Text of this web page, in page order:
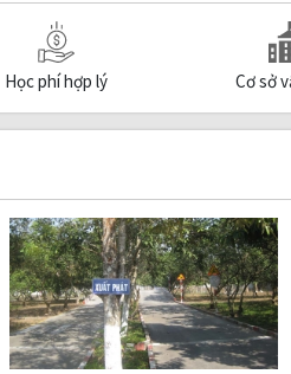
Học phí hợp lý Cơ sở